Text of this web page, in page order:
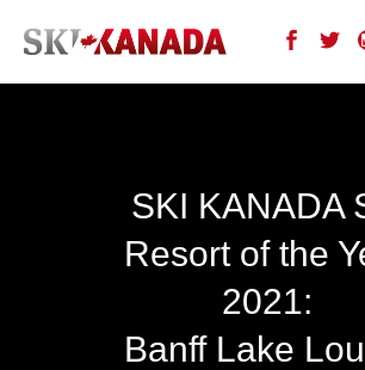
SKI KANADA
Resort of the
2021:
Banff Lake